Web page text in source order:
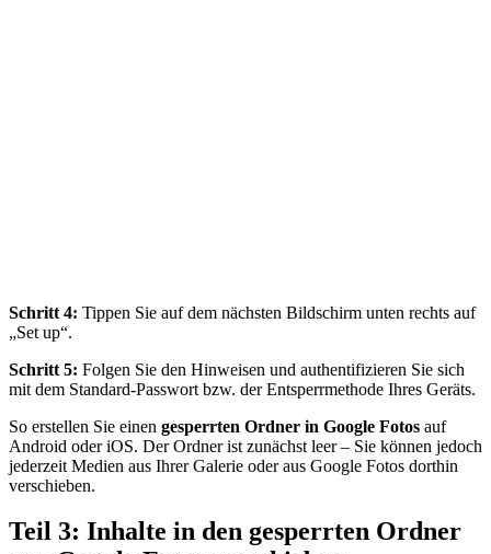
Schritt 4: Tippen Sie auf dem nächsten Bildschirm unten rechts auf
„Set up“.
Schritt 5: Folgen Sie den Hinweisen und authentifizieren Sie sich
mit dem Standard-Passwort bzw. der Entsperrmethode Ihres Geräts.
So erstellen Sie einen gesperrten Ordner in Google Fotos auf
Android oder iOS. Der Ordner ist zunächst leer – Sie können jedoch
jederzeit Medien aus Ihrer Galerie oder aus Google Fotos dorthin
verschieben.
Teil 3: Inhalte in den gesperrten Ordner